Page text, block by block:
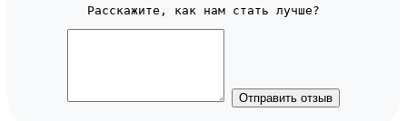
Расскажите, как нам стать лучше?
Отправить отзыв